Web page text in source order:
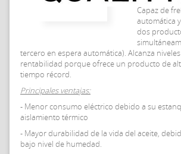
Capaz de
automática
dos
tercero en espera automática). Alcanza
rentabilidad porque ofrece un producto de
tiempo récord.
Principales ventajas:
- Menor consumo eléctrico debido a su
aislamiento térmico
- Mayor durabilidad de la vida del aceite,
bajo nivel de humedad.